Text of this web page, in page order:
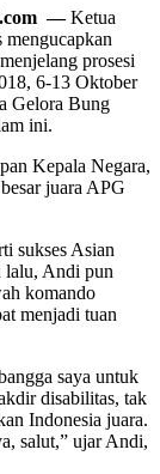
—Ketua
prosesi
6-13 Oktober
Gelora Bung
ini.
Kepala Negara,
juara APG
sukses Asian
lalu, Andi pun
komando
menjadi tuan
saya untuk
disabilitas, tak
Indonesia juara.
salut,” ujar Andi,